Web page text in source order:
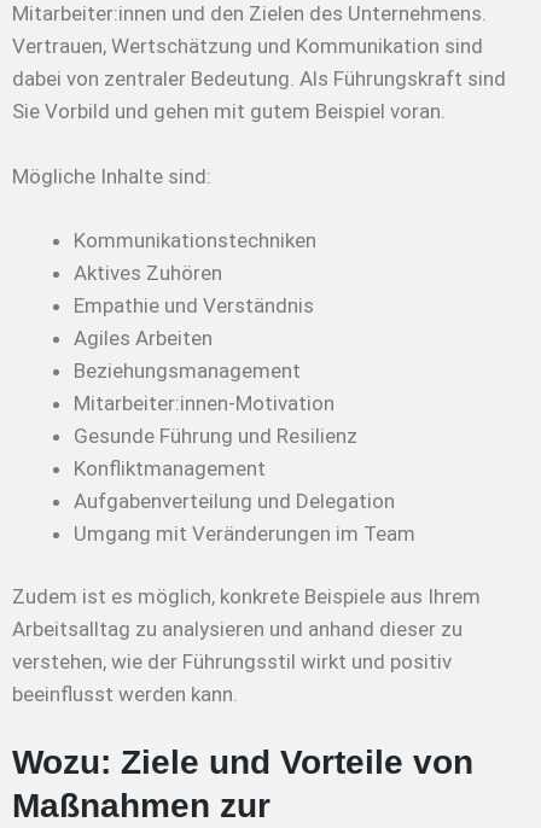
Mitarbeiter:innen und den Zielen des Unternehmens.
Vertrauen, Wertschätzung und Kommunikation sind
dabei von zentraler Bedeutung. Als Führungskraft sind
Sie Vorbild und gehen mit gutem Beispiel voran.
Mögliche Inhalte sind:
Kommunikationstechniken
Aktives Zuhören
Empathie und Verständnis
Agiles Arbeiten
Beziehungsmanagement
Mitarbeiter:innen-Motivation
Gesunde Führung und Resilienz
Konfliktmanagement
Aufgabenverteilung und Delegation
Umgang mit Veränderungen im Team
Zudem ist es möglich, konkrete Beispiele aus Ihrem
Arbeitsalltag zu analysieren und anhand dieser zu
verstehen, wie der Führungsstil wirkt und positiv
beeinflusst werden kann.
Wozu: Ziele und Vorteile von
Maßnahmen zur